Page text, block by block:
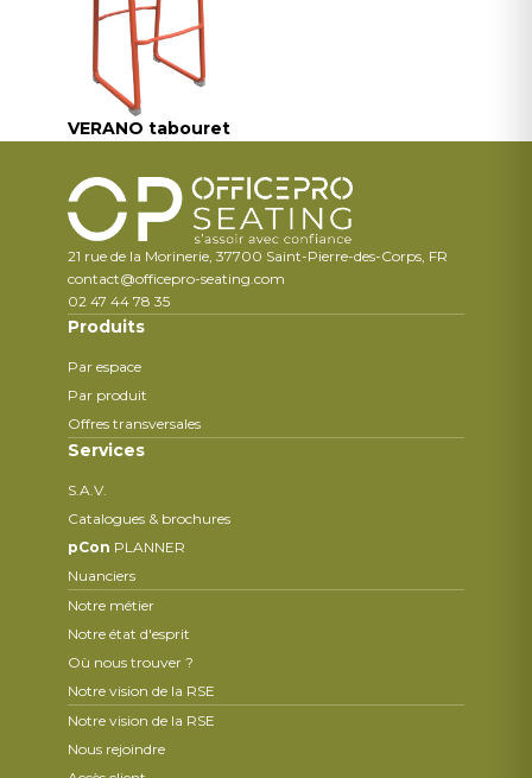
VERANO tabouret
21 rue de la Morinerie, 37700 Saint-Pierre-des-Corps, FR
contact@officepro-seating.com
02 47 44 78 35
Produits
Par espace
Par produit
Offres transversales
Services
S.A.V.
Catalogues & brochures
pCon PLANNER
Nuanciers
Notre métier
Notre état d'esprit
Où nous trouver ?
Notre vision de la RSE
Notre vision de la RSE
Nous rejoindre